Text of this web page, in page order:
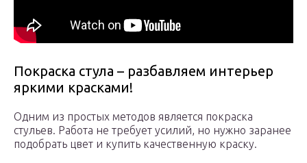
Покраска стула – разбавляем интерьер
яркими красками!
Одним из простых методов является покраска
стульев. Работа не требует усилий, но нужно заранее
подобрать цвет и купить качественную краску.